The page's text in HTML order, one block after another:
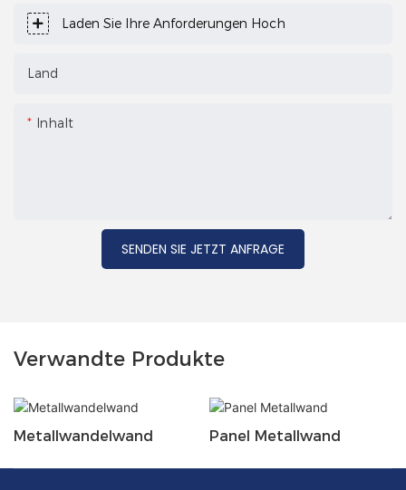
Laden Sie Ihre Anforderungen Hoch
Land
Inhalt
SENDEN SIE JETZT ANFRAGE
Verwandte Produkte
Metallwandelwand Panel Metallwand